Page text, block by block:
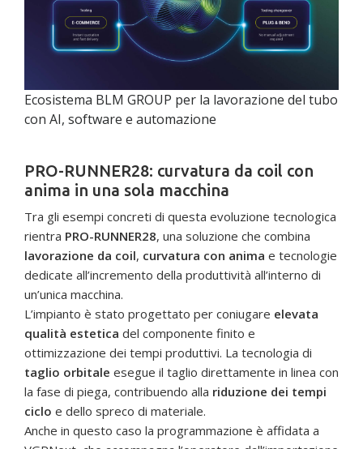
Ecosistema BLM GROUP per la lavorazione del tubo
con AI, software e automazione
PRO-RUNNER28: curvatura da coil con
anima in una sola macchina
Tra gli esempi concreti di questa evoluzione tecnologica
rientra PRO-RUNNER28, una soluzione che combina
lavorazione da coil, curvatura con anima e tecnologie
dedicate all’incremento della produttività all’interno di
un’unica macchina.
L’impianto è stato progettato per coniugare elevata
qualità estetica del componente finito e
ottimizzazione dei tempi produttivi. La tecnologia di
taglio orbitale esegue il taglio direttamente in linea con
la fase di piega, contribuendo alla riduzione dei tempi
ciclo e dello spreco di materiale.
Anche in questo caso la programmazione è affidata a